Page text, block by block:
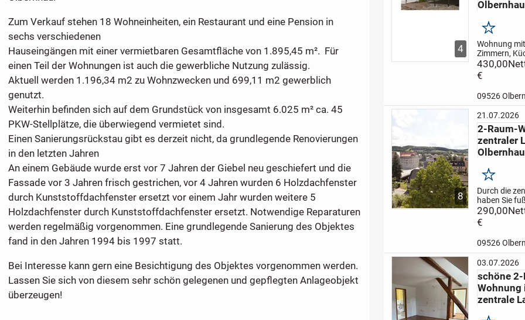
Zum Verkauf stehen 18 Wohneinheiten, ein Restaurant und eine Pension in
sechs verschiedenen
Hauseingängen mit einer vermietbaren Gesamtfläche von 1.895,45 m². Für
einen Teil der Wohnungen ist auch die gewerbliche Nutzung zulässig.
Aktuell werden 1.196,34 m2 zu Wohnzwecken und 699,11 m2 gewerblich
genutzt.
Weiterhin befinden sich auf dem Grundstück von insgesamt 6.025 m² ca. 45
PKW-Stellplätze, die überwiegend vermietet sind.
Einen Sanierungsrückstau gibt es derzeit nicht, da grundlegende Renovierungen
in den letzten Jahren
An einem Gebäude wurde erst vor 7 Jahren der Giebel neu geschiefert und die
Fassade vor 3 Jahren frisch gestrichen, vor 4 Jahren wurden 6 Holzdachfenster
durch Kunststoffdachfenster ersetzt vor einem Jahr wurden weitere 5
Holzdachfenster durch Kunststoffdachfenster ersetzt. Notwendige Reparaturen
werden regelmäßig vorgenommen. Eine grundlegende Sanierung des Objektes
fand in den Jahren 1994 bis 1997 statt.
Bei Interesse kann gern eine Besichtigung des Objektes vorgenommen werden.
Lassen Sie sich von diesem sehr schön gelegenen und gepflegten Anlageobjekt
überzeugen!
4
Olbernhau
Merken
Wohnung
Zimmern,
Bad mit
Wanne in der
2 zu
Tierhaltung!
können auf
Grundstück
gemietet
430,00
€
09526
8
21.07.2026
2-Raum-
zentraler
Olbernhau
Merken
Durch die
haben Sie
Anbindung
öffentlichen
und
zahlreiche
Ärzte und
Zentraler
und...
290,00
€
09526
03.07.2026
schöne 2-
Wohnung
zentrale